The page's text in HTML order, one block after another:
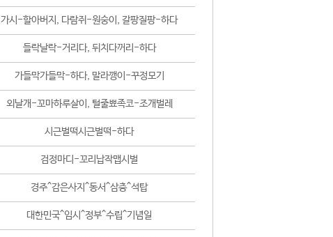
가시-할아버지, 다람쥐-원숭이, 갈팡질팡-하다
들락날락-거리다, 뒤치다꺼리-하다
가들막가들막-하다, 말라깽이-꾸정모기
외날개-꼬마하루살이, 털줄뾰족코-조개벌레
시근벌떡시근벌떡-하다
검정마디-꼬리납작맵시벌
경주^감은사지^동서^삼층^석탑
대한민국^임시^정부^수립^기념일